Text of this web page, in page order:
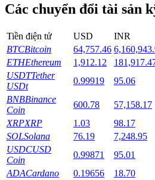
Launchpool
Đặt cọc linh hoạt để kiếm được
Các chuyển đổi tài sản
Tiền điện tử USD INR
BTCBitcoin 64,757.46
ETHEthereum 1,912.12
USDTTether
USDt
0.99919 95.06
BNBBinance
Coin
600.78 57,158.17
XRPXRP 1.03 98.17
SOLSolana 76.19 7,248.95
USDCUSD
Coin
0.99871 95.01
ADACardano 0.19656 18.70